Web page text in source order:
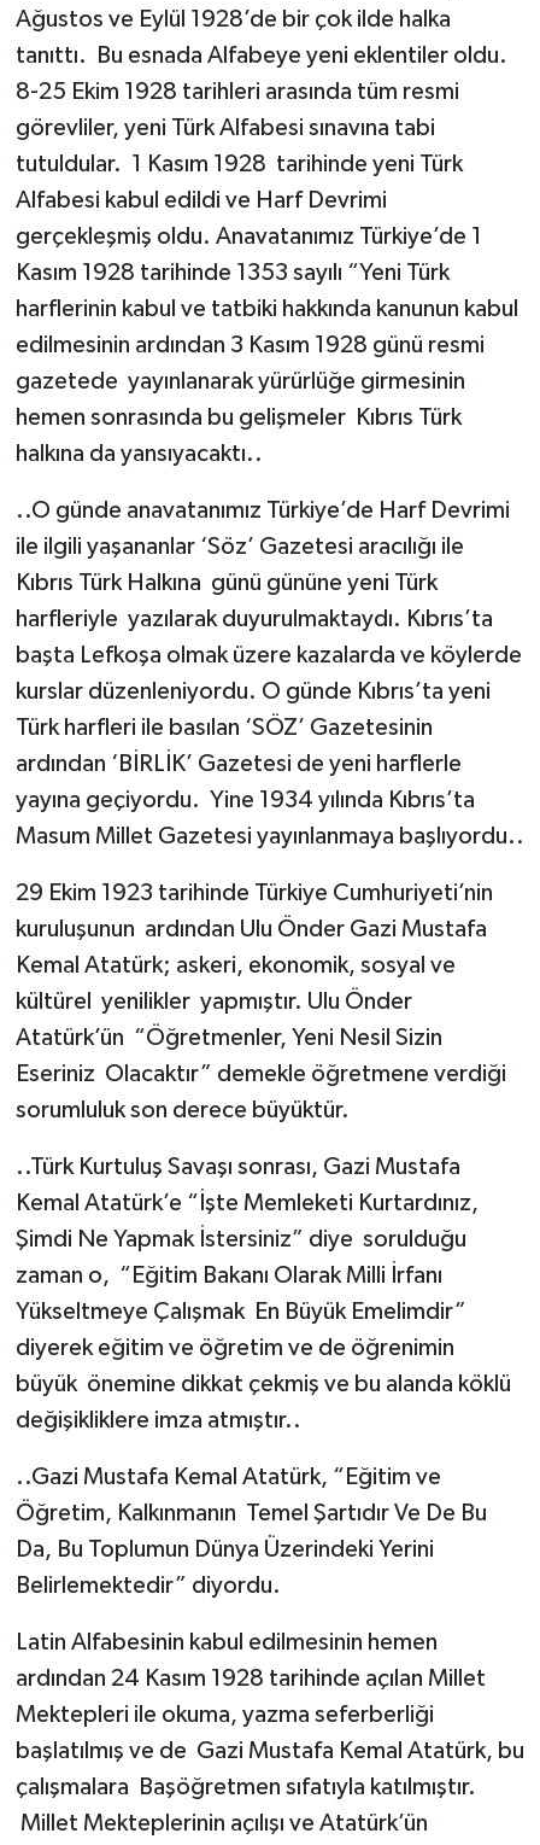
Ağustos ve Eylül 1928’de bir çok ilde halka
tanıttı. Bu esnada Alfabeye yeni eklentiler oldu.
8-25 Ekim 1928 tarihleri arasında tüm resmi
görevliler, yeni Türk Alfabesi sınavına tabi
tutuldular. 1 Kasım 1928 tarihinde yeni Türk
Alfabesi kabul edildi ve Harf Devrimi
gerçekleşmiş oldu. Anavatanımız Türkiye’de 1
Kasım 1928 tarihinde 1353 sayılı “Yeni Türk
harflerinin kabul ve tatbiki hakkında kanunun kabul
edilmesinin ardından 3 Kasım 1928 günü resmi
gazetede yayınlanarak yürürlüğe girmesinin
hemen sonrasında bu gelişmeler Kıbrıs Türk
halkına da yansıyacaktı..
..O günde anavatanımız Türkiye’de Harf Devrimi
ile ilgili yaşananlar ‘Söz’ Gazetesi aracılığı ile
Kıbrıs Türk Halkına günü gününe yeni Türk
harfleriyle yazılarak duyurulmaktaydı. Kıbrıs’ta
başta Lefkoşa olmak üzere kazalarda ve köylerde
kurslar düzenleniyordu. O günde Kıbrıs’ta yeni
Türk harfleri ile basılan ‘SÖZ’ Gazetesinin
ardından ‘BİRLİK’ Gazetesi de yeni harflerle
yayına geçiyordu. Yine 1934 yılında Kıbrıs’ta
Masum Millet Gazetesi yayınlanmaya başlıyordu..
29 Ekim 1923 tarihinde Türkiye Cumhuriyeti’nin
kuruluşunun ardından Ulu Önder Gazi Mustafa
Kemal Atatürk; askeri, ekonomik, sosyal ve
kültürel yenilikler yapmıştır. Ulu Önder
Atatürk’ün “Öğretmenler, Yeni Nesil Sizin
Eseriniz Olacaktır” demekle öğretmene verdiği
sorumluluk son derece büyüktür.
..Türk Kurtuluş Savaşı sonrası, Gazi Mustafa
Kemal Atatürk’e “İşte Memleketi Kurtardınız,
Şimdi Ne Yapmak İstersiniz” diye sorulduğu
zaman o, “Eğitim Bakanı Olarak Milli İrfanı
Yükseltmeye Çalışmak En Büyük Emelimdir”
diyerek eğitim ve öğretim ve de öğrenimin
büyük önemine dikkat çekmiş ve bu alanda köklü
değişikliklere imza atmıştır..
..Gazi Mustafa Kemal Atatürk, “Eğitim ve
Öğretim, Kalkınmanın Temel Şartıdır Ve De Bu
Da, Bu Toplumun Dünya Üzerindeki Yerini
Belirlemektedir” diyordu.
Latin Alfabesinin kabul edilmesinin hemen
ardından 24 Kasım 1928 tarihinde açılan Millet
Mektepleri ile okuma, yazma seferberliği
başlatılmış ve de Gazi Mustafa Kemal Atatürk, bu
çalışmalara Başöğretmen sıfatıyla katılmıştır.
Millet Mekteplerinin açılışı ve Atatürk’ün